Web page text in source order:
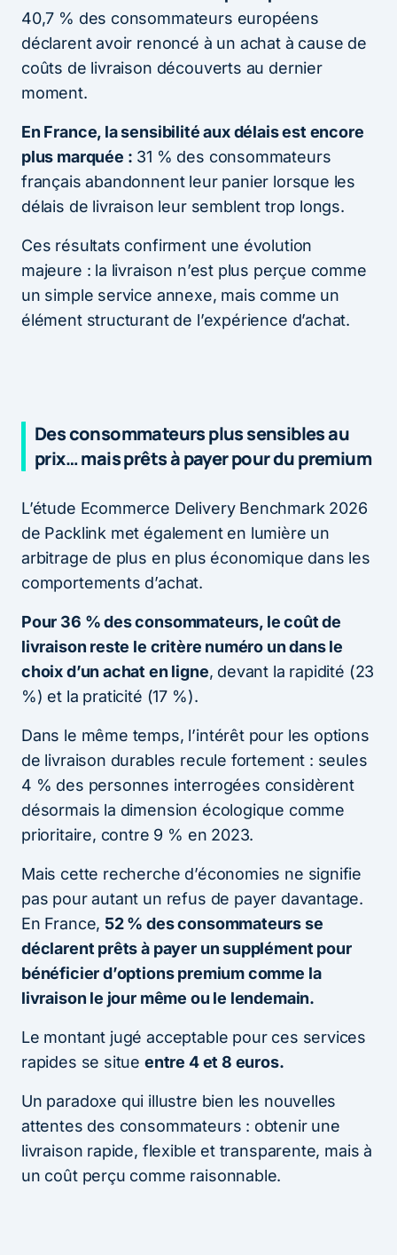
40,7 % des consommateurs européens
déclarent avoir renoncé à un achat à cause de
coûts de livraison découverts au dernier
moment.
En France, la sensibilité aux délais est encore
plus marquée : 31 % des consommateurs
français abandonnent leur panier lorsque les
délais de livraison leur semblent trop longs.
Ces résultats confirment une évolution
majeure : la livraison n’est plus perçue comme
un simple service annexe, mais comme un
élément structurant de l’expérience d’achat.
Des consommateurs plus sensibles au
prix… mais prêts à payer pour du premium
L’étude Ecommerce Delivery Benchmark 2026
de Packlink met également en lumière un
arbitrage de plus en plus économique dans les
comportements d’achat.
Pour 36 % des consommateurs, le coût de
livraison reste le critère numéro un dans le
choix d’un achat en ligne, devant la rapidité (23
%) et la praticité (17 %).
Dans le même temps, l’intérêt pour les options
de livraison durables recule fortement : seules
4 % des personnes interrogées considèrent
désormais la dimension écologique comme
prioritaire, contre 9 % en 2023.
Mais cette recherche d’économies ne signifie
pas pour autant un refus de payer davantage.
En France, 52 % des consommateurs se
déclarent prêts à payer un supplément pour
bénéficier d’options premium comme la
livraison le jour même ou le lendemain.
Le montant jugé acceptable pour ces services
rapides se situe entre 4 et 8 euros.
Un paradoxe qui illustre bien les nouvelles
attentes des consommateurs : obtenir une
livraison rapide, flexible et transparente, mais à
un coût perçu comme raisonnable.